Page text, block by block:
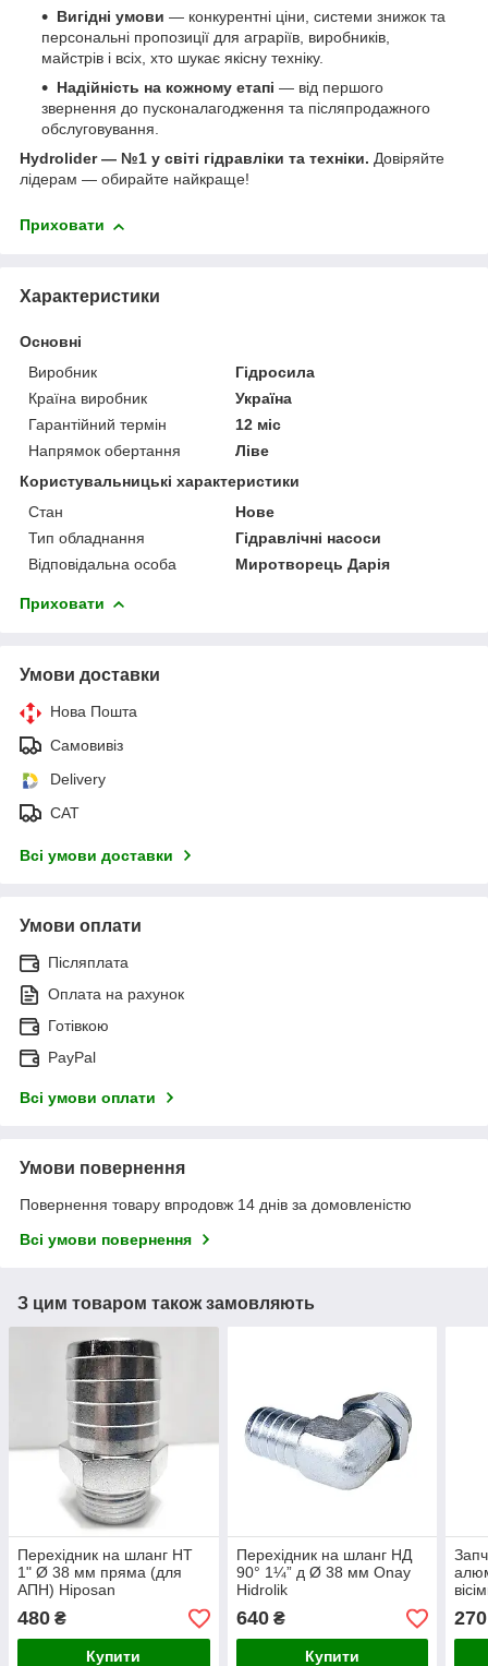
Вигідні умови — конкурентні ціни, системи знижок та
персональні пропозиції для аграріїв, виробників,
майстрів і всіх, хто шукає якісну техніку.
Надійність на кожному етапі — від першого
звернення до пусконалагодження та післяпродажного
обслуговування.
Hydrolider — №1 у світі гідравліки та техніки. Довіряйте
лідерам — обирайте найкраще!
Приховати
Характеристики
Основні
Виробник
Гідросила
Країна виробник
Україна
Гарантійний термін
12 міс
Напрямок обертання
Ліве
Користувальницькі характеристики
Стан
Нове
Тип обладнання
Гідравлічні насоси
Відповідальна особа
Миротворець Дарія
Приховати
Умови доставки
Нова Пошта
Самовивіз
Delivery
САТ
Всі умови доставки
Умови оплати
Післяплата
Оплата на рахунок
Готівкою
PayPal
Всі умови оплати
Умови повернення
Повернення товару впродовж 14 днів за домовленістю
Всі умови повернення
З цим товаром також замовляють
Перехідник на шланг НТ
1" Ø 38 мм пряма (для
АПН) Hiposan
480 ₴
Купити
Перехідник на шланг НД
90° 1¼” д Ø 38 мм Onay
Hidrolik
640₴
Купити
270